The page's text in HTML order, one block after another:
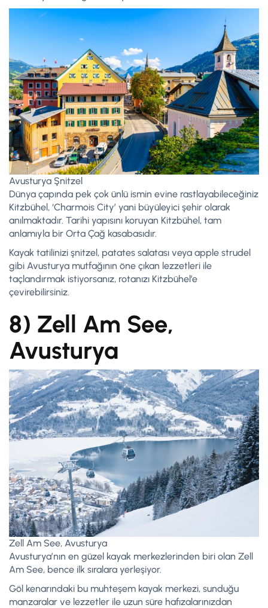
Avusturya Şnitzel
Dünya çapında pek çok ünlü ismin evine rastlayabileceğiniz
Kitzbühel, ‘Charmois City’ yani büyüleyici şehir olarak
anılmaktadır. Tarihi yapısını koruyan Kitzbühel, tam
anlamıyla bir Orta Çağ kasabasıdır.
Kayak tatilinizi şnitzel, patates salatası veya apple strudel
gibi Avusturya mutfağının öne çıkan lezzetleri ile
taçlandırmak istiyorsanız, rotanızı Kitzbühel’e
çevirebilirsiniz.
8) Zell Am See,
Avusturya
Zell Am See, Avusturya
Avusturya’nın en güzel kayak merkezlerinden biri olan Zell
Am See, bence ilk sıralara yerleşiyor.
Göl kenarındaki bu muhteşem kayak merkezi, sunduğu
manzaralar ve lezzetler ile uzun süre hafızalarınızdan